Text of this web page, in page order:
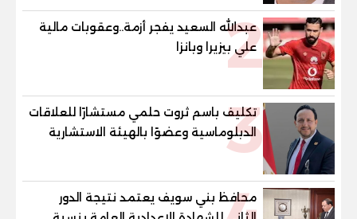
2
عبدالله السعيد يفجر أزمة..وعقوبات مالية
علي بيزيرا وبانزا
3
تكليف باسم ثروت حلمي مستشارًا للعلاقات
الدبلوماسية وعضوًا بالهيئة الاستشارية
العليا لمنظمة «جاد جمينت يوإن»
محافظ بني سويف يعتمد نتيجة الدور